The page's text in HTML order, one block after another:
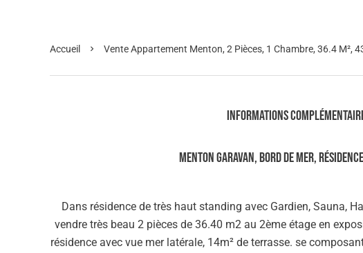
Accueil Vente Appartement Menton, 2 Pièces, 1 Chambre, 36.4 M²,
Informations
Menton Garavan, bord de mer,
Dans résidence de très haut standing avec Gardien, Sauna,
vendre très beau 2 pièces de 36.40 m2 au 2ème étage en
résidence avec vue mer latérale, 14m² de terrasse. se